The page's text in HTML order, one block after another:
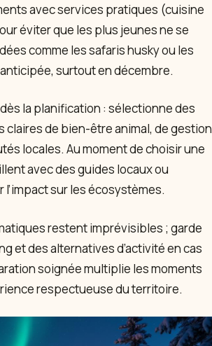
avec services pratiques (cuisine
éviter que les plus jeunes ne se
comme les safaris husky ou les
surtout en décembre.
la planification : sélectionne des
de bien-être animal, de gestion
locales. Au moment de choisir une
avec des guides locaux ou
sur les écosystèmes.
restent imprévisibles ; garde
et des alternatives d’activité en cas
soignée multiplie les moments
respectueuse du territoire.